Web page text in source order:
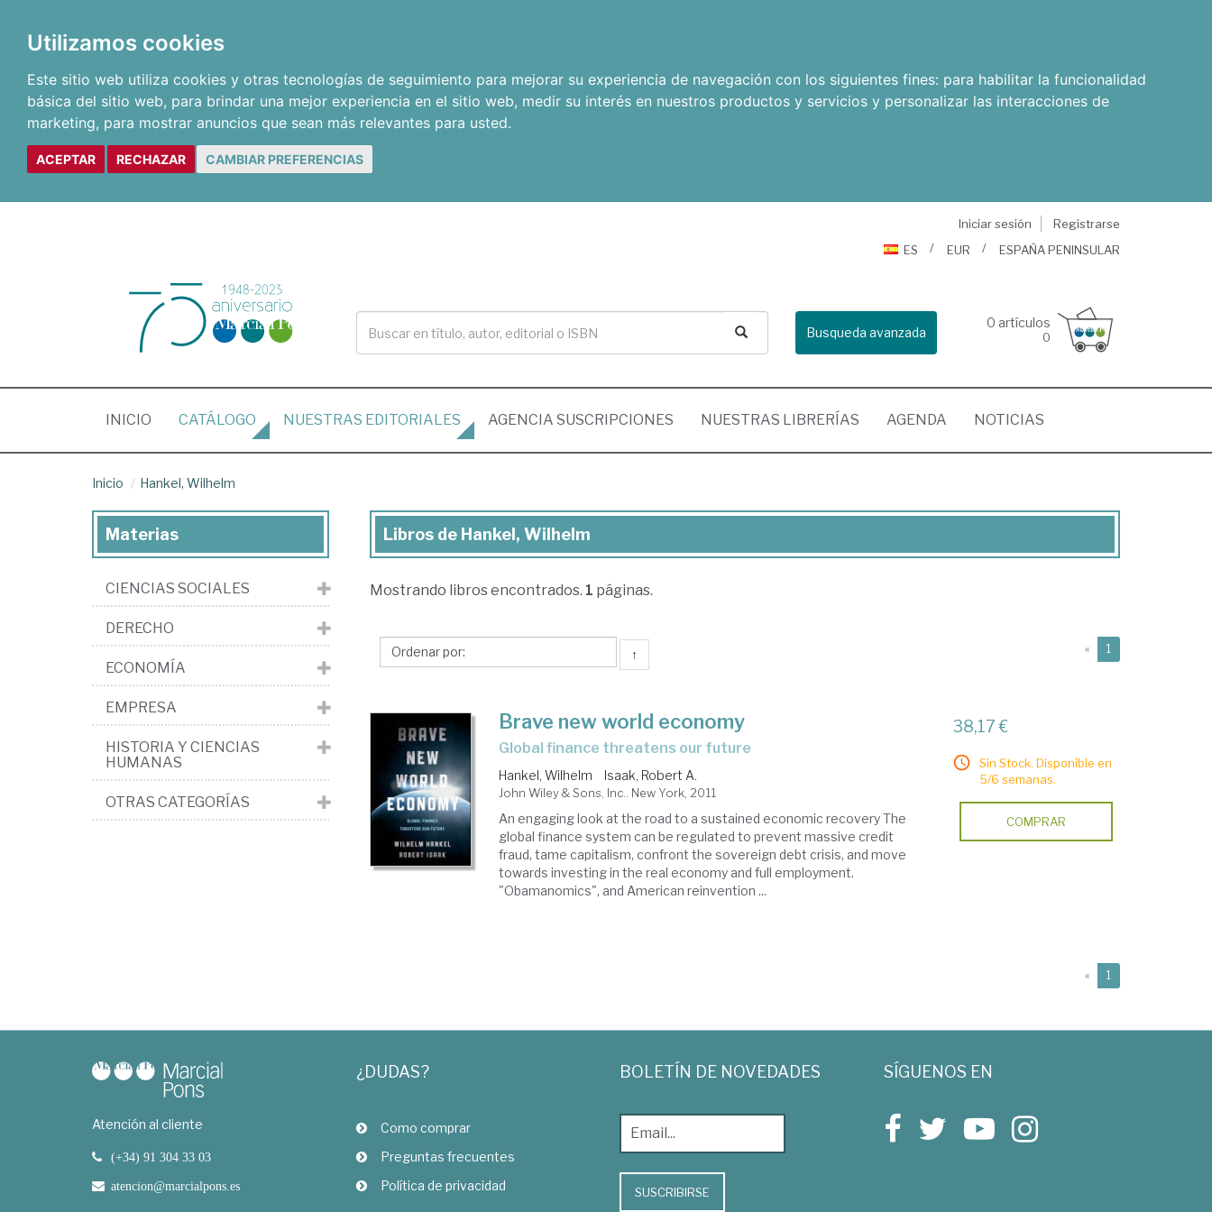
Utilizamos cookies
Este sitio web utiliza cookies y otras tecnologías de seguimiento para mejorar su experiencia de navegación con los siguientes fines: para habilitar la funcionalidad
básica del sitio web, para brindar una mejor experiencia en el sitio web, medir su interés en nuestros productos y servicios y personalizar las interacciones de
marketing, para mostrar anuncios que sean más relevantes para usted.
ACEPTAR RECHAZAR CAMBIAR PREFERENCIAS
Iniciar sesión
Registrarse
ES
EUR ESPAÑA PENINSULAR
Busqueda avanzada
0 artículos
0
INICIO (CURRENT)
CATÁLOGO NUESTRAS EDITORIALES AGENCIA SUSCRIPCIONES NUESTRAS LIBRERÍAS AGENDA NOTICIAS
Inicio Hankel, Wilhelm
Libros
Hankel,
Libros de Hankel, Wilhelm
Mostrando libros encontrados. 1 páginas.
↑ « 1
Brave new world economy
global finance threatens our future
Hankel, Wilhelm Isaak, Robert A.
John Wiley & Sons, Inc.. New York, 2011
An engaging look at the road to a sustained economic recovery The
global finance system can be regulated to prevent massive credit
fraud, tame capitalism, confront the sovereign debt crisis, and move
towards investing in the real economy and full employment.
"Obamanomics", and American reinvention ...
38,17 €
Sin Stock. Disponible en
5/6 semanas.
COMPRAR
« 1
Materias
CIENCIAS SOCIALES
DERECHO
ECONOMÍA
EMPRESA
HISTORIA Y CIENCIAS
HUMANAS
OTRAS CATEGORÍAS
Atención al cliente
(+34) 91 304 33 03
atencion@marcialpons.es
¿DUDAS?
Como comprar
Preguntas frecuentes
Política de privacidad
BOLETÍN DE NOVEDADES
SUSCRIBIRSE
SÍGUENOS EN